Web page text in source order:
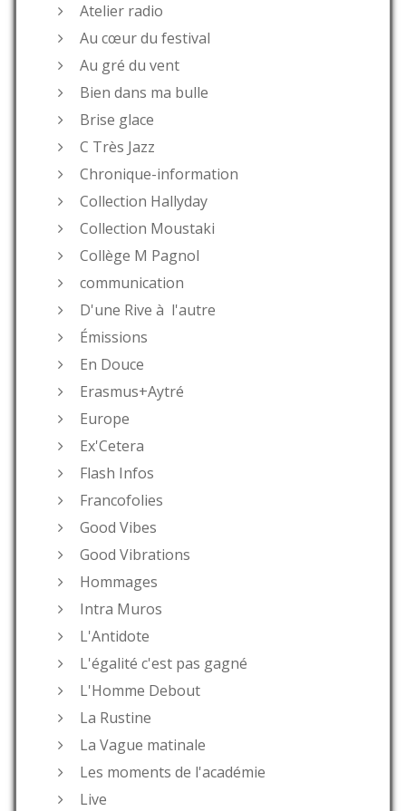
Atelier radio
Au cœur du festival
Au gré du vent
Bien dans ma bulle
Brise glace
C Très Jazz
Chronique-information
Collection Hallyday
Collection Moustaki
Collège M Pagnol
communication
D'une Rive à l'autre
Émissions
En Douce
Erasmus+Aytré
Europe
Ex'Cetera
Flash Infos
Francofolies
Good Vibes
Good Vibrations
Hommages
Intra Muros
L'Antidote
L'égalité c'est pas gagné
L'Homme Debout
La Rustine
La Vague matinale
Les moments de l'académie
Live